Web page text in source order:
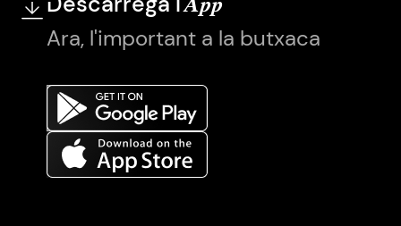
App
Ara, l'important a la butxaca